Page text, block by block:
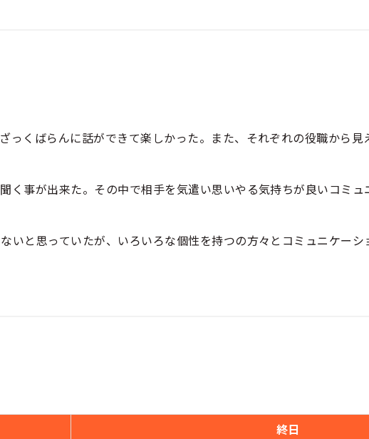
っくばらんに話ができて楽しかった。また、それぞれの役職から
く事が出来た。その中で相手を気遣い思いやる気持ちが良いコミュ
いと思っていたが、いろいろな個性を持つの方々とコミュニケー
終日